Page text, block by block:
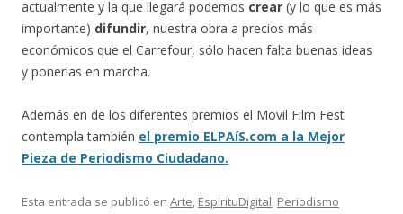
actualmente y la que llegará podemos crear (y lo que es más
importante) difundir, nuestra obra a precios más
económicos que el Carrefour, sólo hacen falta buenas ideas
y ponerlas en marcha.
Además en de los diferentes premios el Movil Film Fest
contempla también el premio ELPAíS.com a la Mejor
Pieza de Periodismo Ciudadano.
Esta entrada se publicó en Arte, EspirituDigital, Periodismo